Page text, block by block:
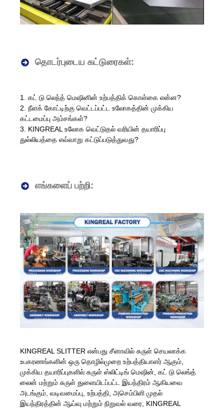
தொடர்புடைய கட்டுரைகள்:
1. கட் டு லெந்த் மெஷினின் உற்பத்திக் கொள்கை என்ன?
2. நீளக் கோட்டிற்கு வெட்டப்பட்ட உலோகத்தின் முக்கிய
கட்டமைப்பு அம்சங்கள்?
3. KINGREAL உலோக வெட்டுதல் வரியின் தயாரிப்பு
துல்லியத்தை எவ்வாறு கட்டுப்படுத்துவது?
எங்களைப் பற்றி:
KINGREAL SLITTER என்பது சீனாவில் சுருள் செயலாக்க
உபகரணங்களின் ஒரு தொழில்முறை உற்பத்தியாளர் ஆகும்,
முக்கிய தயாரிப்புகளில் சுருள் ஸ்லிட்டிங் மெஷின், கட் டு லெங்த்
லைன் மற்றும் சுருள் துளையிடப்பட்ட இயந்திரம் ஆகியவை
அடங்கும், வடிவமைப்பு, உற்பத்தி, அசெம்பிளி முதல்
இயந்திரத்தின் ஆய்வு மற்றும் நிறுவல் வரை, KINGREAL